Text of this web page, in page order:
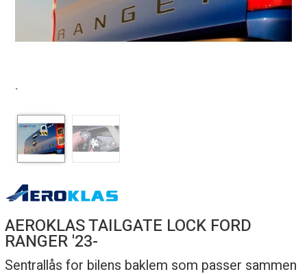
`
AEROKLAS TAILGATE LOCK FORD
RANGER '23-
Sentrallås for bilens baklem som passer sammen